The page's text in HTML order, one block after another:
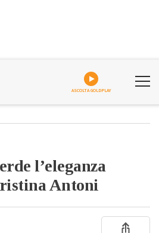
ASCOLTA GOLDPLAY
l’eleganza
Antoni